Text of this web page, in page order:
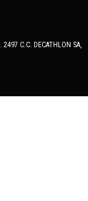
C.C. DECATHLON SA,